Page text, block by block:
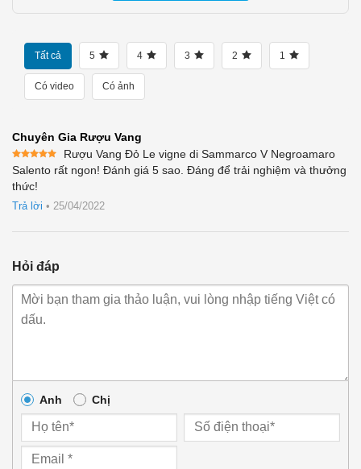
Tất cả 5 4 3 2 1
Có video Có ảnh
Chuyên Gia Rượu Vang
Được xếp
hạng55
sao
Rượu Vang Đỏ Le vigne di Sammarco V Negroamaro
Salento rất ngon! Đánh giá 5 sao. Đáng để trải nghiệm và thưởng
thức!
Trả lời • 25/04/2022
Hỏi đáp
Anh Chị